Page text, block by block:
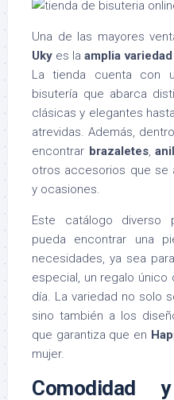
Una de las mayores
Uky es laamplia
La tienda cuenta con
bisutería que abarca
clásicas y elegantes
atrevidas. Además,
encontrar brazaletes,
otros accesorios que se
y ocasiones.
Este catálogo diverso
pueda encontrar una
necesidades, ya sea
especial, un regalo
día. La variedad no solo
sino también a los
que garantiza que en
mujer.
Comodidad